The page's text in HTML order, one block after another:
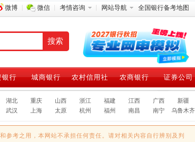
微博 微信 考情咨询 网站导航 全国银行备考地图
银行 城商银行 农村信用社 农商银行 证券公司
湖北 重庆 山西 浙江 福建 江西 广西
新疆
武汉 上海 太原 杭州 福州 南昌 南宁 乌鲁木齐
考之用，本网站不承担任何责任。请对相关内容自行辨别及判